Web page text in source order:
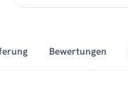
Bewertungen